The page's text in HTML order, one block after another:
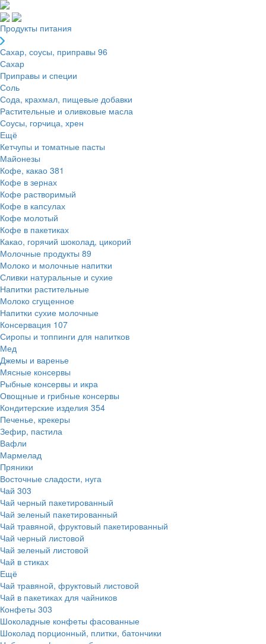
Продукты питания
Сахар, соусы, приправы 96
Сахар
Приправы и специи
Соль
Сода, крахмал, пищевые добавки
Растительные и оливковые масла
Соусы, горчица, хрен
Ещё
Кетчупы и томатные пасты
Майонезы
Кофе, какао 381
Кофе в зернах
Кофе растворимый
Кофе в капсулах
Кофе молотый
Кофе в пакетиках
Какао, горячий шоколад, цикорий
Молочные продукты 89
Молоко и молочные напитки
Сливки натуральные и сухие
Напитки растительные
Молоко сгущенное
Напитки сухие молочные
Консервация 107
Сиропы и топпинги для напитков
Мед
Джемы и варенье
Мясные консервы
Рыбные консервы и икра
Овощные и грибные консервы
Кондитерские изделия 354
Печенье, крекеры
Зефир, пастила
Вафли
Мармелад
Пряники
Восточные сладости, нуга
Чай 303
Чай черный пакетированный
Чай зеленый пакетированный
Чай травяной, фруктовый пакетированный
Чай черный листовой
Чай зеленый листовой
Чай в стиках
Ещё
Чай травяной, фруктовый листовой
Чай в пакетиках для чайников
Конфеты 303
Шоколадные конфеты фасованные
Шоколад порционный, плитки, батончики